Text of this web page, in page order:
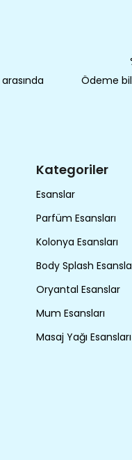
Ödeme
Kategoriler
Esanslar
Parfüm Esansları
Kolonya Esansları
Body Splash
Oryantal Esanslar
Mum Esansları
Masaj Yağı Esansları